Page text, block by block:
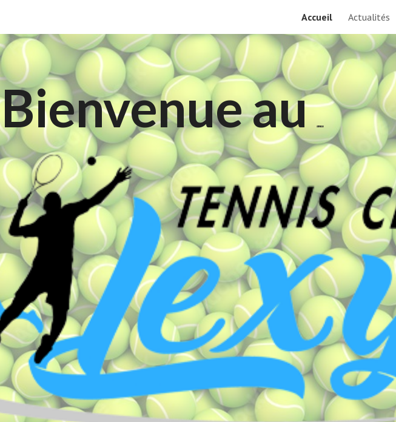
Skip to navigationAccueil Actualités
Bienvenue auLEXY TENNIS CLUB